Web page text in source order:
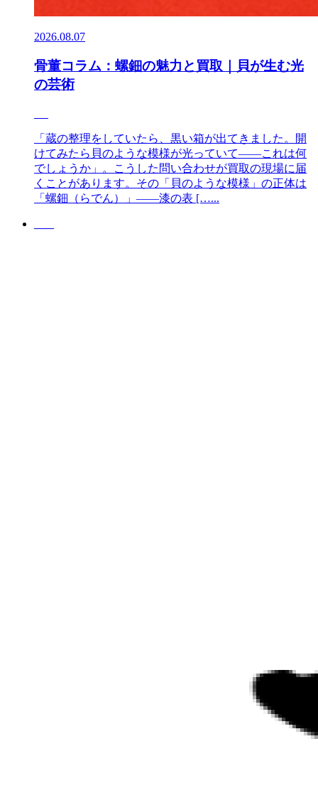
2026.08.07
骨董コラム：螺鈿の魅力と買取｜貝が生む光
の芸術
「蔵の整理をしていたら、黒い箱が出てきました。開
けてみたら貝のような模様が光っていて——これは何
でしょうか」。こうした問い合わせが買取の現場に届
くことがあります。その「貝のような模様」の正体は
「螺鈿（らでん）」——漆の表 […...